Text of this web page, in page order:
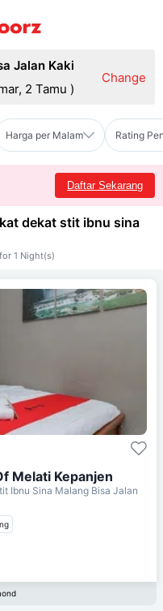
Jalan Kaki
2 Tamu )
Change
Harga per Malam Rating
Daftar Sekarang
dekat stit ibnu sina
1 Night(s)
Melati Kepanjen
Ibnu Sina Malang Bisa Jalan